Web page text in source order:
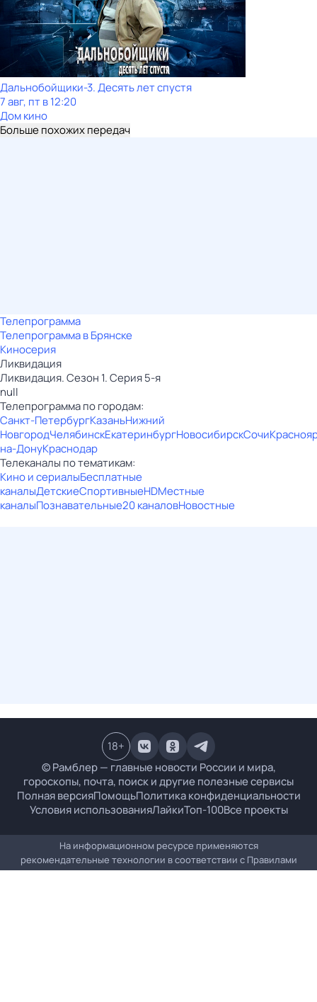
Дальнобойщики-3. Десять лет спустя
7 авг, пт в 12:20
Дом кино
Больше похожих передач
Телепрограмма
Телепрограмма в Брянске
Киносерия
Ликвидация
Ликвидация. Сезон 1. Серия 5-я
null
Телепрограмма по городам:
Санкт-ПетербургКазаньНижний
НовгородЧелябинскЕкатеринбургНовосибирскСочи
на-ДонуКраснодар
Телеканалы по тематикам:
Кино и сериалыБесплатные
каналыДетскиеСпортивныеHDМестные
каналыПознавательные20 каналовНовостные
© Рамблер — главные новости России и мира,
гороскопы, почта, поиск и другие полезные сервисы
Полная версияПомощьПолитика конфиденциальности
Условия использованияЛайкиТоп-100Все проекты
18+
На информационном ресурсе применяются
рекомендательные технологии в соответствии с Правилами